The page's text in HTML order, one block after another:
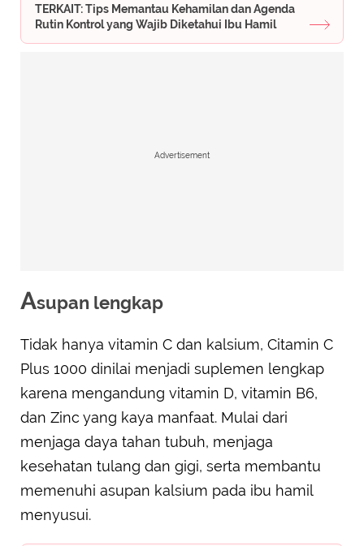
TERKAIT: Tips Memantau Kehamilan dan Agenda
Rutin Kontrol yang Wajib Diketahui Ibu Hamil
Advertisement
Asupan lengkap
Tidak hanya vitamin C dan kalsium, Citamin C
Plus 1000 dinilai menjadi suplemen lengkap
karena mengandung vitamin D, vitamin B6,
dan Zinc yang kaya manfaat. Mulai dari
menjaga daya tahan tubuh, menjaga
kesehatan tulang dan gigi, serta membantu
memenuhi asupan kalsium pada ibu hamil
menyusui.